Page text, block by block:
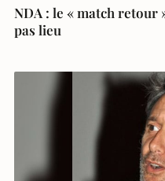
NDA : le « match retour
pas lieu